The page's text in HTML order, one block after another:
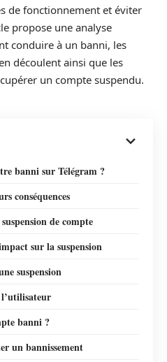
de fonctionnement et éviter
propose une analyse
conduire à un banni, les
découlent ainsi que les
un compte suspendu.
banni sur Télégram ?
conséquences
de compte
sur la suspension
suspension
banni ?
un bannissement